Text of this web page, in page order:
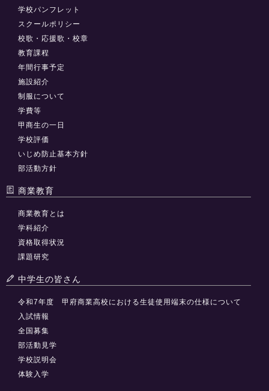
学校パンフレット
スクールポリシー
校歌・応援歌・校章
教育課程
年間行事予定
施設紹介
制服について
学費等
甲商生の一日
学校評価
いじめ防止基本方針
部活動方針
商業教育
商業教育とは
学科紹介
資格取得状況
課題研究
中学生の皆さん
令和7年度 甲府商業高校における生徒使用端末の仕様について
入試情報
全国募集
部活動見学
学校説明会
体験入学